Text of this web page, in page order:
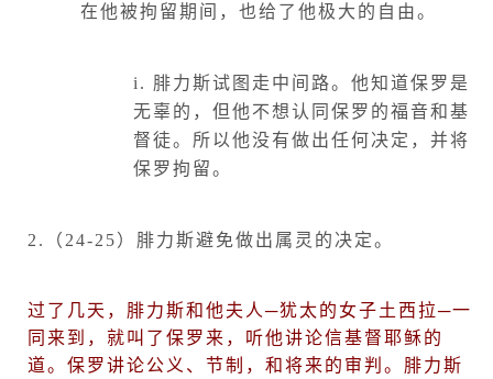
在他被拘留期间，也给了他极大的自由。
i. 腓力斯试图走中间路。他知道保罗是
无辜的，但他不想认同保罗的福音和基
督徒。所以他没有做出任何决定，并将
保罗拘留。
2. （ 24-25）腓力斯避免做出属灵的决定。
过了几天，腓力斯和他夫人─犹太的女子土西拉─一
同来到，就叫了保罗来，听他讲论信基督耶稣的
道。保罗讲论公义、节制，和将来的审判。腓力斯